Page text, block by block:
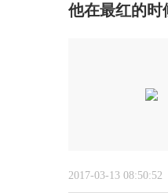
他在最红的时
2017-03-13 08:50:52